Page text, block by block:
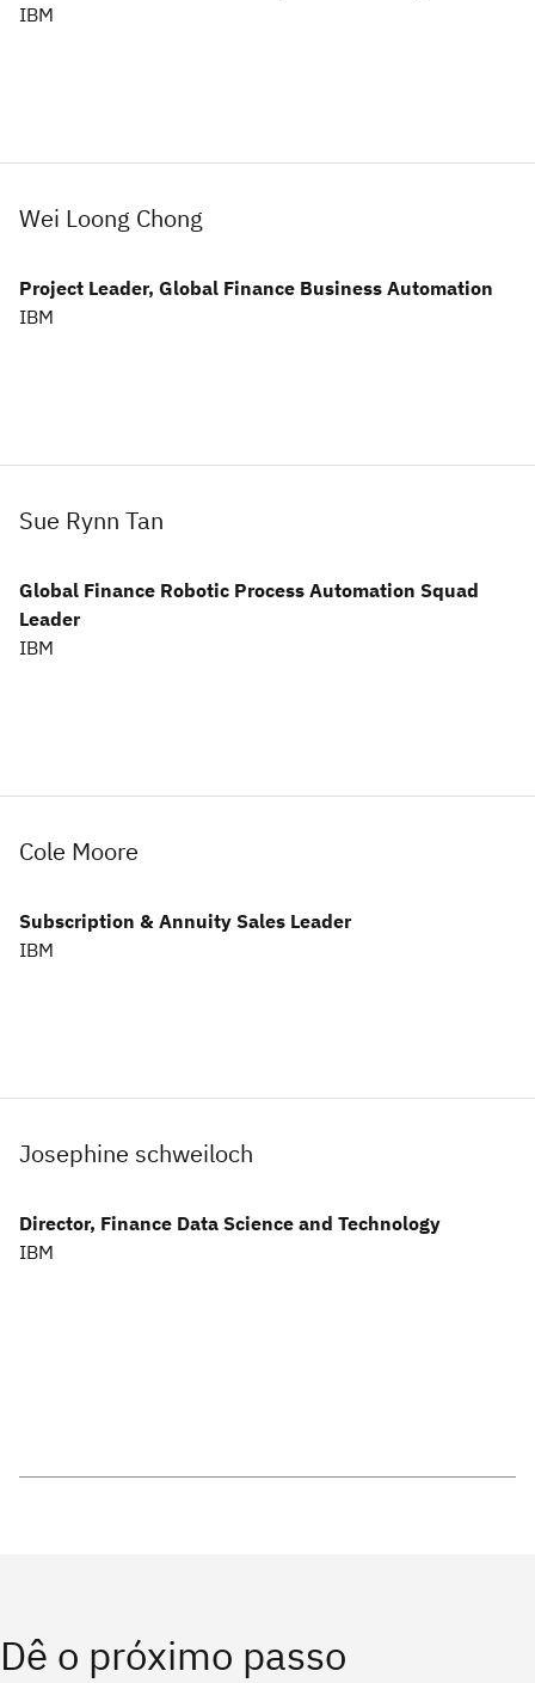
IBM
Wei Loong Chong
Project Leader, Global Finance Business Automation
IBM
Sue Rynn Tan
Global Finance Robotic Process Automation Squad
Leader
IBM
Cole Moore
Subscription & Annuity Sales Leader
IBM
Josephine schweiloch
Director, Finance Data Science and Technology
IBM
Dê o próximo passo